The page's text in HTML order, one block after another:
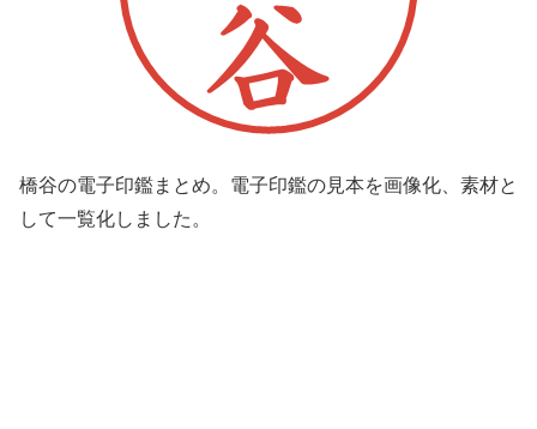
橋谷の電子印鑑まとめ。電子印鑑の見本を画像化、素材と
して一覧化しました。